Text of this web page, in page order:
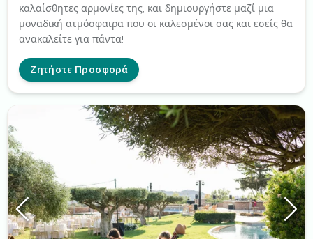
καλαίσθητες αρμονίες της, και δημιουργήστε μαζί μια
μοναδική ατμόσφαιρα που οι καλεσμένοι σας και εσείς θα
ανακαλείτε για πάντα!
Ζητήστε Προσφορά